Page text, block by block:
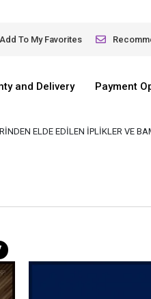
Add To My Favorites
and Delivery Payment
ELDE EDİLEN İPLİKLER VE